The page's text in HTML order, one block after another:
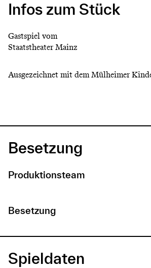
Infos zum Stück
Gastspiel vom
Staatstheater Mainz
Ausgezeichnet mit dem Mülheimer
Besetzung
Produktionsteam
Besetzung
Spieldaten